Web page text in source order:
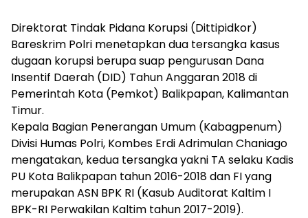
Direktorat Tindak Pidana Korupsi (Dittipidkor)
Bareskrim Polri menetapkan dua tersangka kasus
dugaan korupsi berupa suap pengurusan Dana
Insentif Daerah (DID) Tahun Anggaran 2018 di
Pemerintah Kota (Pemkot) Balikpapan, Kalimantan
Timur.
Kepala Bagian Penerangan Umum (Kabagpenum)
Divisi Humas Polri, Kombes Erdi Adrimulan Chaniago
mengatakan, kedua tersangka yakni TA selaku Kadis
PU Kota Balikpapan tahun 2016-2018 dan FI yang
merupakan ASN BPK RI (Kasub Auditorat Kaltim I
BPK-RI Perwakilan Kaltim tahun 2017-2019).